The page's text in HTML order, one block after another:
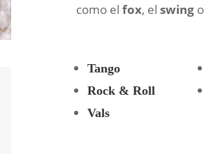
como elfox, elswing
Tango
Rock & Roll
Vals